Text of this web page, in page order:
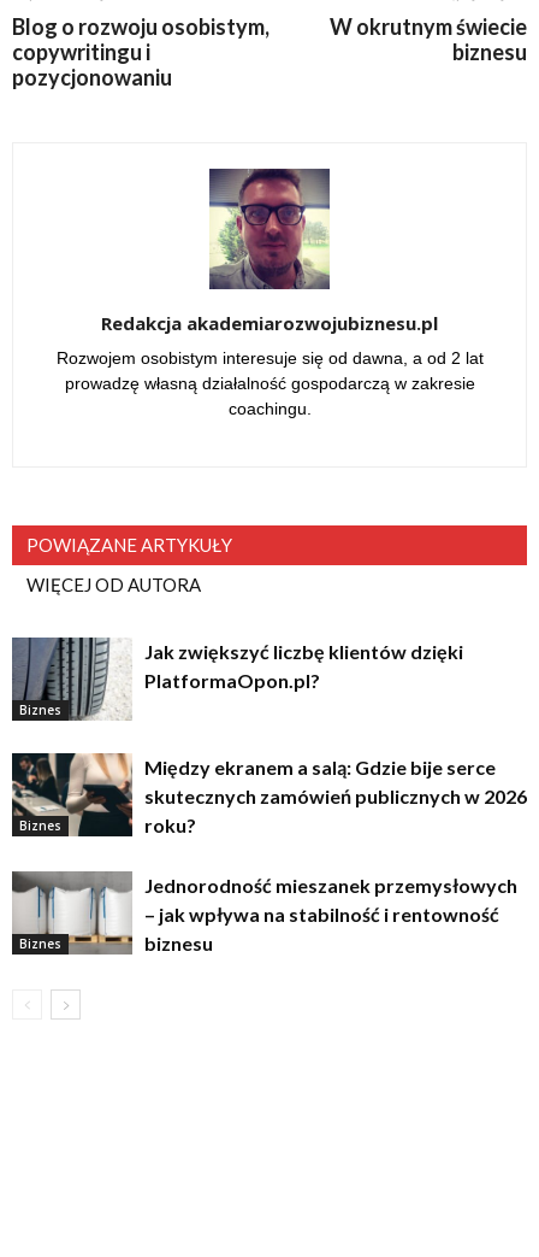
Blog o rozwoju osobistym,
copywritingu i
pozycjonowaniu
W okrutnym świecie
biznesu
Redakcja akademiarozwojubiznesu.pl
Rozwojem osobistym interesuje się od dawna, a od 2 lat
prowadzę własną działalność gospodarczą w zakresie
coachingu.
POWIĄZANE ARTYKUŁY
WIĘCEJ OD AUTORA
Biznes
Jak zwiększyć liczbę klientów dzięki
PlatformaOpon.pl?
Biznes
Między ekranem a salą: Gdzie bije serce
skutecznych zamówień publicznych w 2026
roku?
Biznes
Jednorodność mieszanek przemysłowych
– jak wpływa na stabilność i rentowność
biznesu